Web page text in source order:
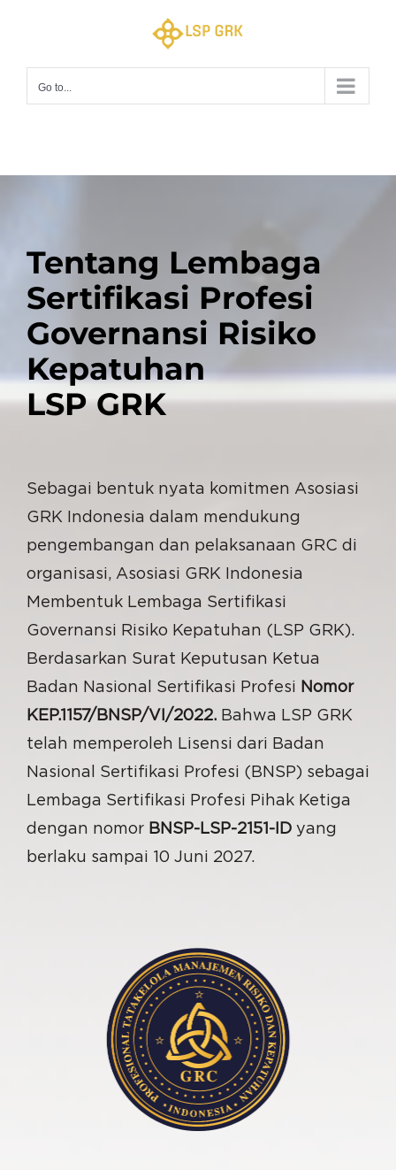
content
Go to...
Tentang Lembaga
Sertifikasi Profesi
Governansi Risiko
Kepatuhan
LSP GRK
Sebagai bentuk nyata komitmen Asosiasi
GRK Indonesia dalam mendukung
pengembangan dan pelaksanaan GRC di
organisasi, Asosiasi GRK Indonesia
Membentuk Lembaga Sertifikasi
Governansi Risiko Kepatuhan (LSP GRK).
Berdasarkan Surat Keputusan Ketua
Badan Nasional Sertifikasi Profesi Nomor
KEP.1157/BNSP/VI/2022. Bahwa LSP GRK
telah memperoleh Lisensi dari Badan
Nasional Sertifikasi Profesi (BNSP) sebagai
Lembaga Sertifikasi Profesi Pihak Ketiga
dengan nomor BNSP-LSP-2151-IDyang
berlaku sampai 10 Juni 2027.